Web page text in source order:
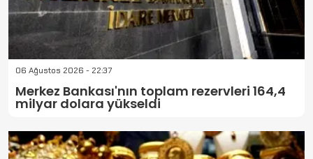
06 Ağustos 2026 - 22:37
Merkez Bankası'nın toplam rezervleri 164,4
milyar dolara yükseldi